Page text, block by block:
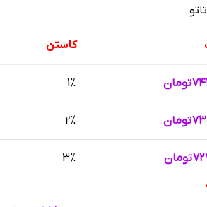
کاستن
تومان 1%
تومان 2%
تومان
3%